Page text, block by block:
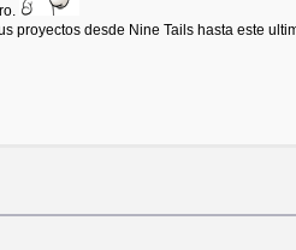
desde Nine Tails hasta este